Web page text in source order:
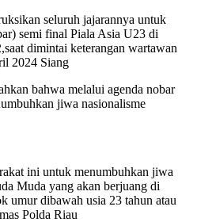
seluruh jajarannya untuk
semi final Piala Asia U23 di
dimintai keterangan wartawan
2024 Siang
bahwa melalui agenda nobar
jiwa nasionalisme
ini untuk menumbuhkan jiwa
Muda yang akan berjuang di
umur dibawah usia 23 tahun atau
Polda Riau